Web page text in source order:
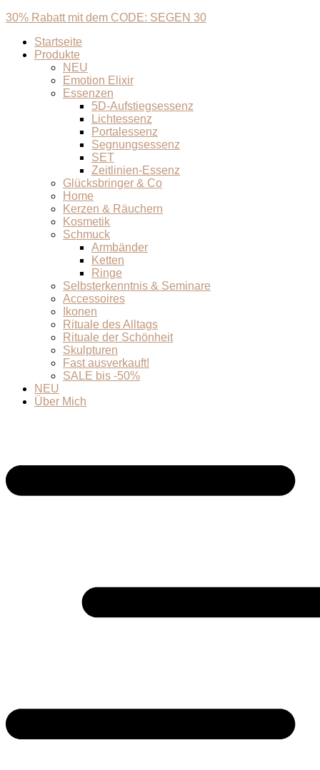
30% Rabatt mit dem CODE: SEGEN 30
Startseite
Produkte
NEU
Emotion Elixir
Essenzen
5D-Aufstiegsessenz
Lichtessenz
Portalessenz
Segnungsessenz
SET
Zeitlinien-Essenz
Glücksbringer & Co
Home
Kerzen & Räuchern
Kosmetik
Schmuck
Armbänder
Ketten
Ringe
Selbsterkenntnis & Seminare
Accessoires
Ikonen
Rituale des Alltags
Rituale der Schönheit
Skulpturen
Fast ausverkauft!
SALE bis -50%
NEU
Über Mich